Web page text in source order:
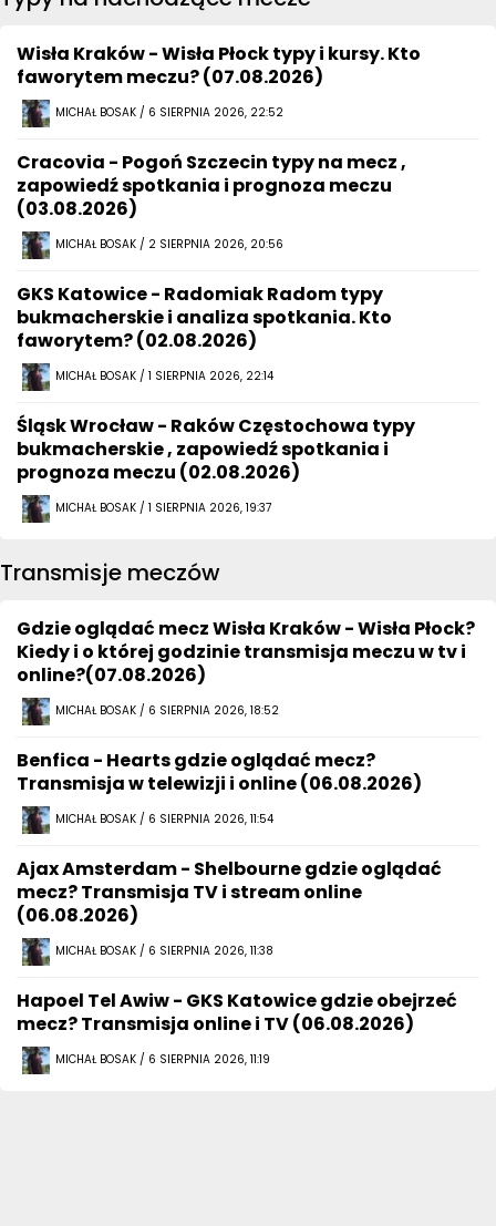
Wisła Kraków - Wisła Płock typy i kursy. Kto
faworytem meczu? (07.08.2026)
MICHAŁ BOSAK / 6 SIERPNIA 2026, 22:52
Cracovia - Pogoń Szczecin typy na mecz ,
zapowiedź spotkania i prognoza meczu
(03.08.2026)
MICHAŁ BOSAK / 2 SIERPNIA 2026, 20:56
GKS Katowice - Radomiak Radom typy
bukmacherskie i analiza spotkania. Kto
faworytem? (02.08.2026)
MICHAŁ BOSAK / 1 SIERPNIA 2026, 22:14
Śląsk Wrocław - Raków Częstochowa typy
bukmacherskie , zapowiedź spotkania i
prognoza meczu (02.08.2026)
MICHAŁ BOSAK / 1 SIERPNIA 2026, 19:37
Transmisje meczów
Gdzie oglądać mecz Wisła Kraków - Wisła Płock?
Kiedy i o której godzinie transmisja meczu w tv i
online?(07.08.2026)
MICHAŁ BOSAK / 6 SIERPNIA 2026, 18:52
Benfica - Hearts gdzie oglądać mecz?
Transmisja w telewizji i online (06.08.2026)
MICHAŁ BOSAK / 6 SIERPNIA 2026, 11:54
Ajax Amsterdam - Shelbourne gdzie oglądać
mecz? Transmisja TV i stream online
(06.08.2026)
MICHAŁ BOSAK / 6 SIERPNIA 2026, 11:38
Hapoel Tel Awiw - GKS Katowice gdzie obejrzeć
mecz? Transmisja online i TV (06.08.2026)
MICHAŁ BOSAK / 6 SIERPNIA 2026, 11:19